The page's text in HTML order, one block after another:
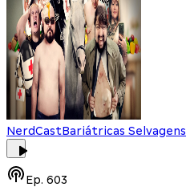
NerdCastBariátricas Selvagens
Ep. 603